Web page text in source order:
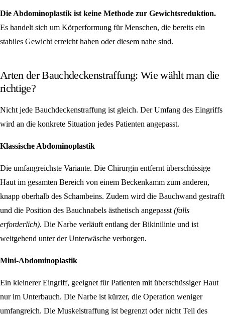
Die Abdominoplastik ist keine Methode zur Gewichtsreduktion.
Es handelt sich um Körperformung für Menschen, die bereits ein
stabiles Gewicht erreicht haben oder diesem nahe sind.
Arten der Bauchdeckenstraffung: Wie wählt man die
richtige?
Nicht jede Bauchdeckenstraffung ist gleich. Der Umfang des Eingriffs
wird an die konkrete Situation jedes Patienten angepasst.
Klassische Abdominoplastik
Die umfangreichste Variante. Die Chirurgin entfernt überschüssige
Haut im gesamten Bereich von einem Beckenkamm zum anderen,
knapp oberhalb des Schambeins. Zudem wird die Bauchwand gestrafft
und die Position des Bauchnabels ästhetisch angepasst (falls
erforderlich). Die Narbe verläuft entlang der Bikinilinie und ist
weitgehend unter der Unterwäsche verborgen.
Mini-Abdominoplastik
Ein kleinerer Eingriff, geeignet für Patienten mit überschüssiger Haut
nur im Unterbauch. Die Narbe ist kürzer, die Operation weniger
umfangreich. Die Muskelstraffung ist begrenzt oder nicht Teil des